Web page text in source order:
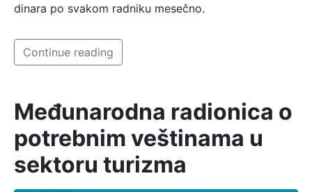
dinara po svakom radniku mesečno.
Continue reading
Međunarodna radionica o
potrebnim veštinama u
sektoru turizma